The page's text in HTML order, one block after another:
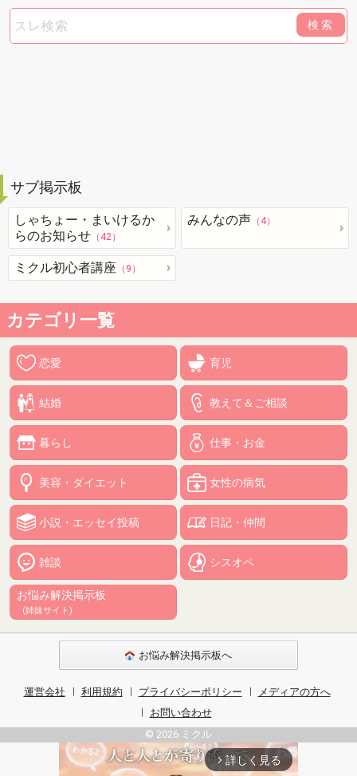
検索
サブ掲示板
しゃちょー・まいけるか
らのお知らせ （42）
みんなの声 （4）
ミクル初心者講座 （9）
カテゴリ一覧
恋愛 育児
結婚 教えて＆ご相談
暮らし 仕事・お金
美容・ダイエット 女性の病気
小説・エッセイ投稿 日記・仲間
雑談 シスオペ
お悩み解決掲示板
(姉妹サイト)
お悩み解決掲示板へ
運営会社 利用規約 プライバシーポリシー
メディアの方へ
お問い合わせ
© 2026 ミクル
arrow_forward_ios 詳しく見る